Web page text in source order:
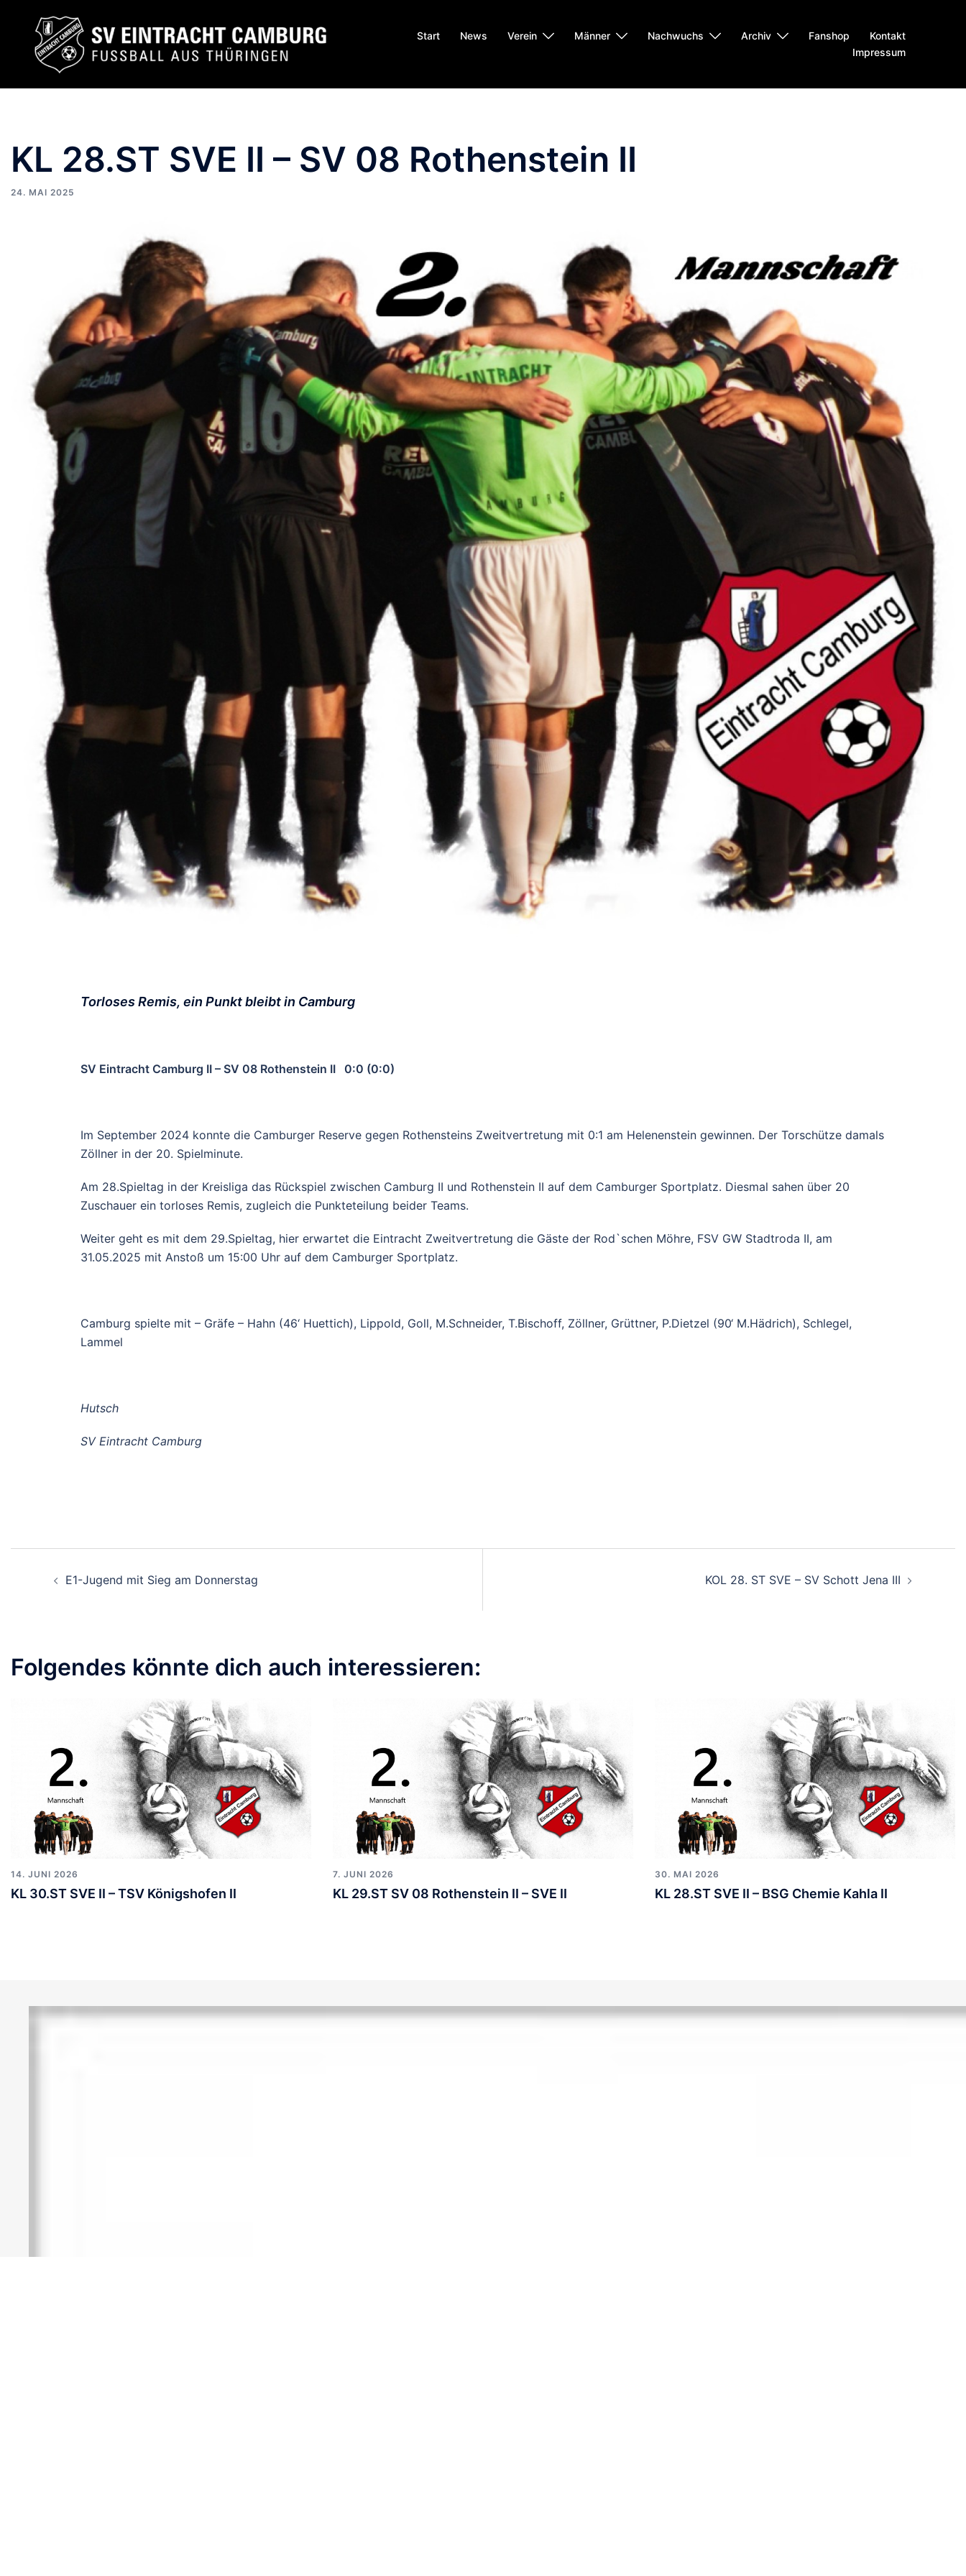
Start News Verein Männer Nachwuchs Archiv Fanshop
Kontakt
Impressum
KL 28.ST SVE II – SV 08 Rothenstein II
24. MAI 2025
Torloses Remis, ein Punkt bleibt in Camburg
SV Eintracht Camburg II – SV 08 Rothenstein II 0:0 (0:0)
Im September 2024 konnte die Camburger Reserve gegen Rothensteins Zweitvertretung mit 0:1 am Helenenstein gewinnen. Der Torschütze damals
Zöllner in der 20. Spielminute.
Am 28.Spieltag in der Kreisliga das Rückspiel zwischen Camburg II und Rothenstein II auf dem Camburger Sportplatz. Diesmal sahen über 20
Zuschauer ein torloses Remis, zugleich die Punkteteilung beider Teams.
Weiter geht es mit dem 29.Spieltag, hier erwartet die Eintracht Zweitvertretung die Gäste der Rod`schen Möhre, FSV GW Stadtroda II, am
31.05.2025 mit Anstoß um 15:00 Uhr auf dem Camburger Sportplatz.
Camburg spielte mit – Gräfe – Hahn (46‘ Huettich), Lippold, Goll, M.Schneider, T.Bischoff, Zöllner, Grüttner, P.Dietzel (90‘ M.Hädrich), Schlegel,
Lammel
Hutsch
SV Eintracht Camburg
E1-Jugend mit Sieg am Donnerstag KOL 28. ST SVE – SV Schott Jena III
Folgendes könnte dich auch interessieren:
14. JUNI 2026
KL 30.ST SVE II – TSV Königshofen II
7. JUNI 2026
KL 29.ST SV 08 Rothenstein II – SVE II
30. MAI 2026
KL 28.ST SVE II – BSG Chemie Kahla II